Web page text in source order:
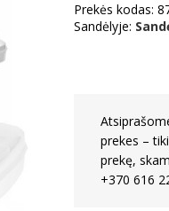
Prekės kodas:
Sandėlyje:
prekes –
prekę,
+370 616